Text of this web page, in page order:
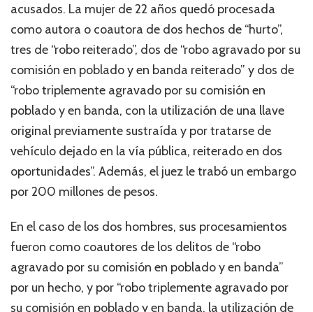
acusados. La mujer de 22 años quedó procesada
como autora o coautora de dos hechos de “hurto”,
tres de “robo reiterado”, dos de “robo agravado por su
comisión en poblado y en banda reiterado” y dos de
“robo triplemente agravado por su comisión en
poblado y en banda, con la utilización de una llave
original previamente sustraída y por tratarse de
vehículo dejado en la vía pública, reiterado en dos
oportunidades”. Además, el juez le trabó un embargo
por 200 millones de pesos.
En el caso de los dos hombres, sus procesamientos
fueron como coautores de los delitos de “robo
agravado por su comisión en poblado y en banda”
por un hecho, y por “robo triplemente agravado por
su comisión en poblado y en banda, la utilización de